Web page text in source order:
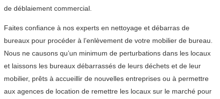
de déblaiement commercial.
Faites confiance à nos experts en nettoyage et débarras de
bureaux pour procéder à l’enlèvement de votre mobilier de bureau.
Nous ne causons qu’un minimum de perturbations dans les locaux
et laissons les bureaux débarrassés de leurs déchets et de leur
mobilier, prêts à accueillir de nouvelles entreprises ou à permettre
aux agences de location de remettre les locaux sur le marché pour